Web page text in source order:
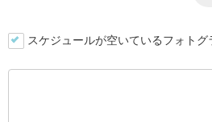
スケジュールが空いているフォト